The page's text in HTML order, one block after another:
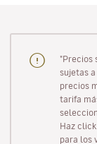
"Precios
sujetas a
precios
tarifa
Haz
para los